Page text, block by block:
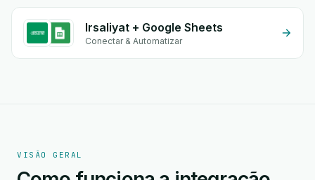
Irsaliyat + Google Sheets
Conectar & Automatizar
VISÃO GERAL